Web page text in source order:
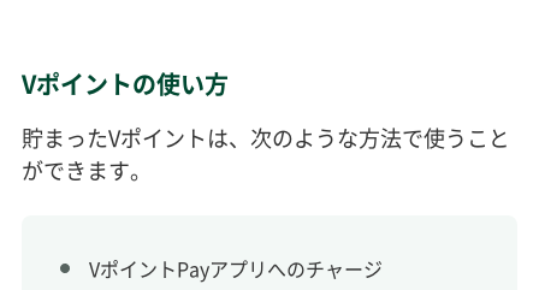
Vポイントの使い方
貯まったVポイントは、次のような方法で使うこと
ができます。
VポイントPayアプリへのチャージ